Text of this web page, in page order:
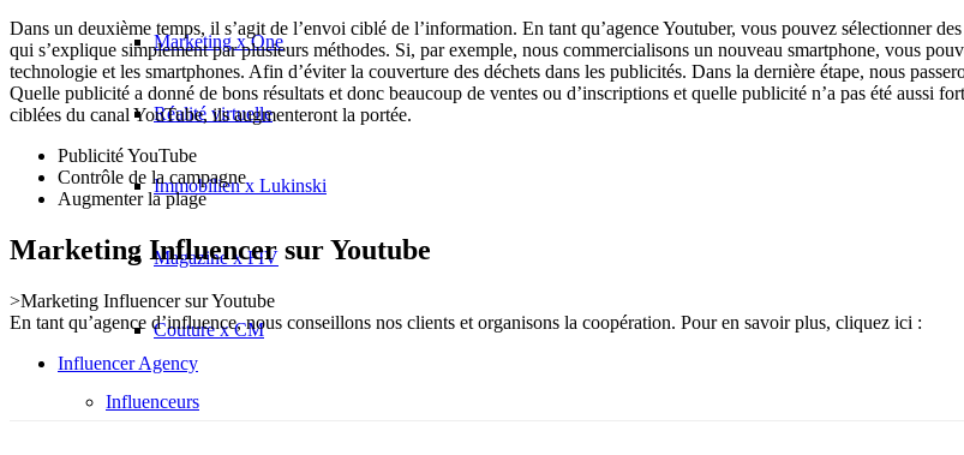
Marketing x One
Réalité virtuelle
Immobilien x Lukinski
Magazine x FIV
Couture x CM
Influenceurs
Dans un deuxième temps, il s’agit de l’envoi ciblé de l’information. En tant qu’agence Youtuber, vous pouvez sélectionner
qui s’explique simplement par plusieurs méthodes. Si, par exemple, nous commercialisons un nouveau smartphone, vous
technologie et les smartphones. Afin d’éviter la couverture des déchets dans les publicités. Dans la dernière étape, nous
Quelle publicité a donné de bons résultats et donc beaucoup de ventes ou d’inscriptions et quelle publicité n’a pas été aussi
ciblées du canal YouTube, ils augmenteront la portée.
Publicité YouTube
Contrôle de la campagne
Augmenter la plage
Marketing Influencer sur Youtube
>Marketing Influencer sur Youtube
En tant qu’agence d’influence, nous conseillons nos clients et organisons la coopération. Pour en savoir plus, cliquez ici :
Influencer Agency